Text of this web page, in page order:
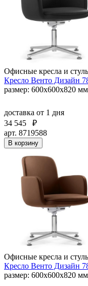
Офисные кресла и
Кресло Венто Дизайн
размер: 600х600х820 мм
доставка от 1 дня
34 545
₽
арт. 8719588
В корзину
Офисные кресла и
Кресло Венто Дизайн
размер: 600х600х820 мм